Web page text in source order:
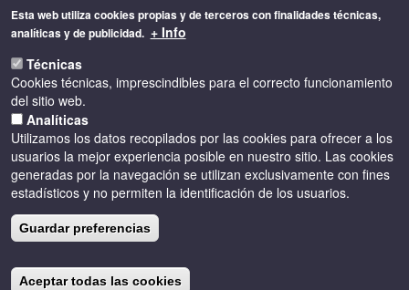
Esta web utiliza cookies propias y de terceros con finalidades técnicas,
analíticas y de publicidad. + Info
Técnicas
Cookies técnicas, imprescindibles para el correcto funcionamiento
del sitio web.
Analíticas
Utilizamos los datos recopilados por las cookies para ofrecer a los
usuarios la mejor experiencia posible en nuestro sitio. Las cookies
generadas por la navegación se utilizan exclusivamente con fines
estadísticos y no permiten la identificación de los usuarios.
Guardar preferencias
Aceptar todas las cookies
Pasar
principal
Aviso legal
TITULAR DE LA WEB
En compliment del deure d’informar recollit en article 10 de la Llei
34/2002, d'11 de juliol, de Serveis de la Societat de la Informació i
dades: